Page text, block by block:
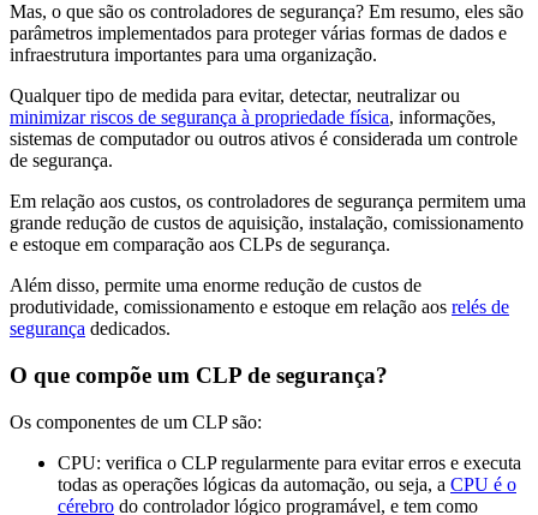
Mas, o que são os controladores de segurança? Em resumo, eles são
parâmetros implementados para proteger várias formas de dados e
infraestrutura importantes para uma organização.
Qualquer tipo de medida para evitar, detectar, neutralizar ou
minimizar riscos de segurança à propriedade física, informações,
sistemas de computador ou outros ativos é considerada um controle
de segurança.
Em relação aos custos, os controladores de segurança permitem uma
grande redução de custos de aquisição, instalação, comissionamento
e estoque em comparação aos CLPs de segurança.
Além disso, permite uma enorme redução de custos de
produtividade, comissionamento e estoque em relação aos relés de
segurança dedicados.
O que compõe um CLP de segurança?
Os componentes de um CLP são:
CPU: verifica o CLP regularmente para evitar erros e executa
todas as operações lógicas da automação, ou seja, a CPU é o
cérebro do controlador lógico programável, e tem como